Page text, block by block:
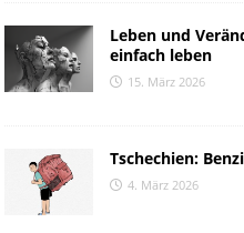
Leben und
einfach leben
15. März 2026
Tschechien:
4. März 2026